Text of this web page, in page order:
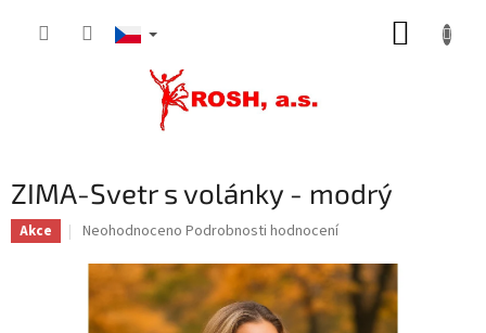
ZIMA-Svetr s volánky - modrý
Akce
Průměrné
produktu
je
0,0
Neohodnoceno Podrobnosti hodnocení